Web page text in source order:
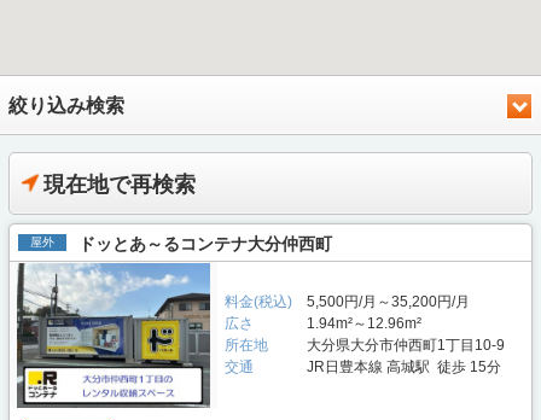
絞り込み検索
現在地で再検索
屋外 ドッとあ～るコンテナ大分仲西町
料金(税込)
5,500円/月～35,200円/月
広さ
1.94m²～12.96m²
所在地
大分県大分市仲西町1丁目10-9
交通
JR日豊本線 高城駅 徒歩 15分